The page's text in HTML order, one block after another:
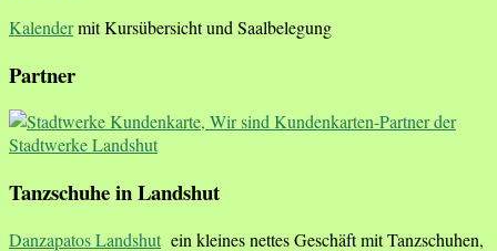
Kalendermit Kursübersicht und Saalbelegung
Partner
Tanzschuhe in Landshut
Danzapatos Landshut ein kleines nettes Geschäft mit Tanzschuhen,